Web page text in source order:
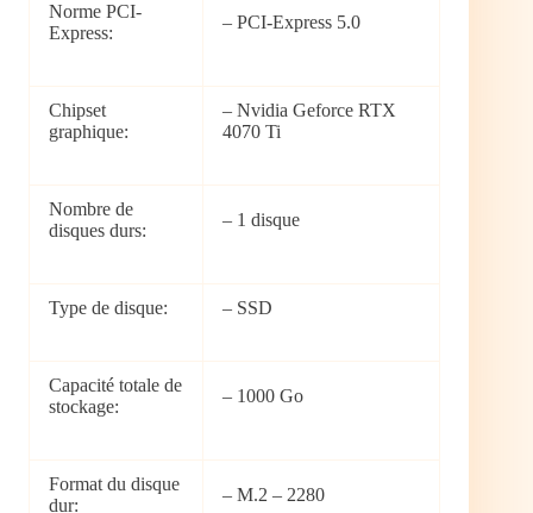
Norme PCI-
Express:
– PCI-Express 5.0
Chipset
graphique:
– Nvidia Geforce RTX
4070 Ti
Nombre de
disques durs:
– 1 disque
Type de disque: – SSD
Capacité totale de
stockage:
– 1000 Go
Format du disque
dur:
– M.2 – 2280